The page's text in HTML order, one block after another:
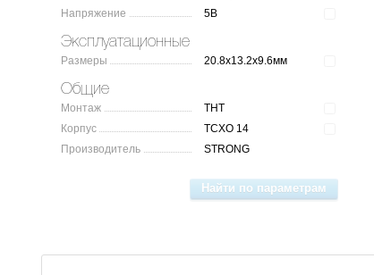
Напряжение
5В
Эксплуатационные
Размеры 20.8x13.2x9.6мм
Общие
Монтаж
THT
Корпус
TCXO 14
Производитель
STRONG